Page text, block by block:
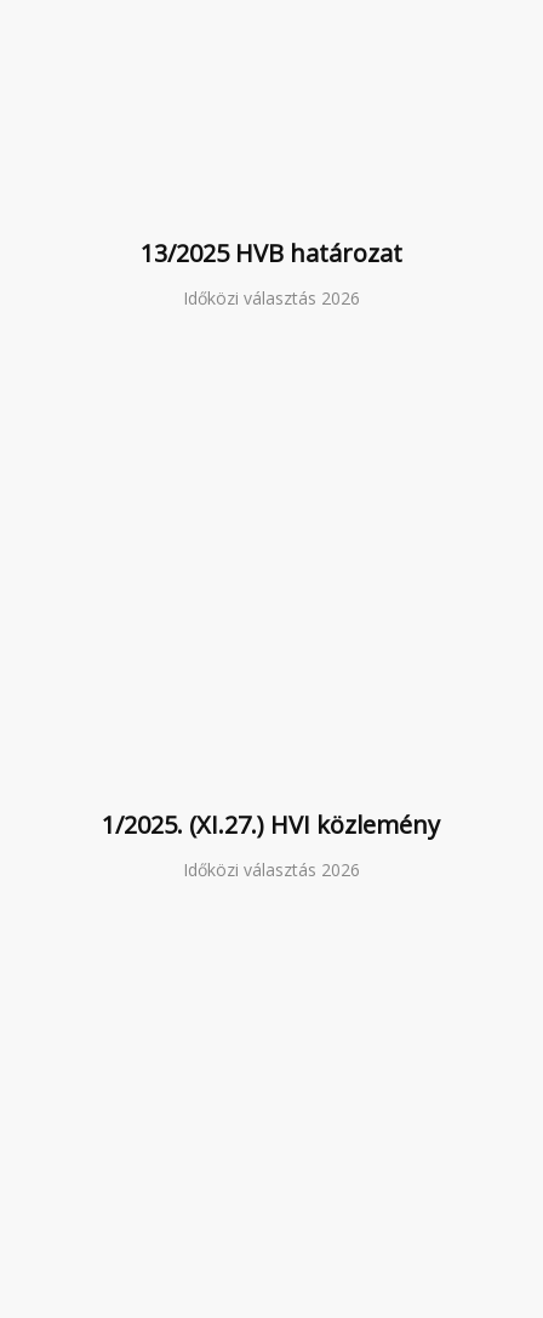
13/2025 HVB határozat
Időközi választás 2026
1/2025. (XI.27.) HVI közlemény
Időközi választás 2026